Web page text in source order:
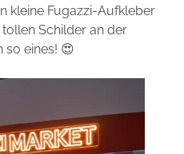
kleine Fugazzi-Aufkleber
Schilder an der
so eines! 😍